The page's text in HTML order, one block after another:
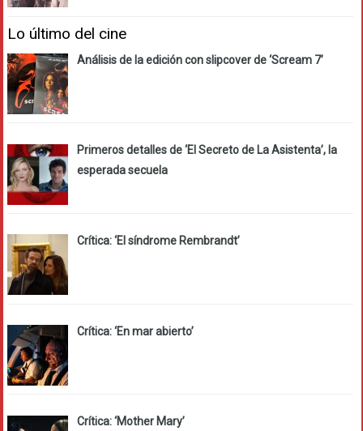
Lo último del cine
Análisis de la edición con slipcover de ‘Scream 7’
Primeros detalles de ‘El Secreto de La Asistenta’, la
esperada secuela
Crítica: ‘El síndrome Rembrandt’
Crítica: ‘En mar abierto’
Crítica: ‘Mother Mary’